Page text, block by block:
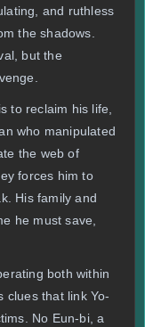
and ruthless
the shadows.
but the
to reclaim his life,
who manipulated
the web of
forces him to
His family and
he must save,
both within
clues that link Yo-
No Eun-bi, a